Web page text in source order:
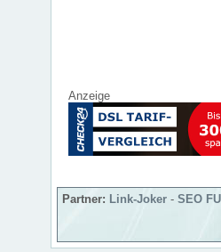
Anzeige
Partner: Link-Joker - SEO